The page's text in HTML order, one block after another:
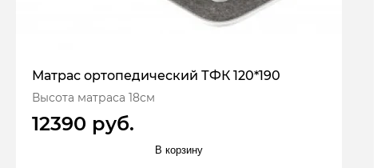
Матрас ортопедический ТФК 120*190
Высота матраса 18см
12390 руб.
В корзину